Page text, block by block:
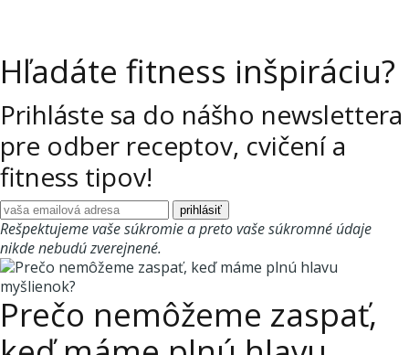
Hľadáte fitness inšpiráciu?
Prihláste sa do nášho newslettera
pre odber receptov, cvičení a
fitness tipov!
Rešpektujeme vaše súkromie a preto vaše súkromné údaje
nikde nebudú zverejnené.
Prečo nemôžeme zaspať,